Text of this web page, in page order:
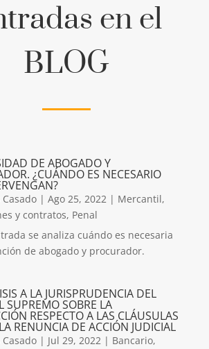
en el
BLOG
DE ABOGADO Y
¿CUÁNDO ES NECESARIO
Casado |Ago 25, 2022 | Mercantil,
y contratos, Penal
se analiza cuándo es necesaria
de abogado y procurador.
A LA JURISPRUDENCIA DEL
SUPREMO SOBRE LA
RESPECTO A LAS CLÁUSULAS
RENUNCIA DE ACCIÓN JUDICIAL
Casado | Jul 29, 2022 | Bancario,